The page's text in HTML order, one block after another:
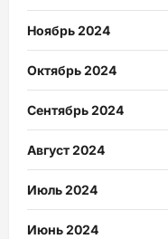
Ноябрь 2024
Октябрь 2024
Сентябрь 2024
Август 2024
Июль 2024
Июнь 2024